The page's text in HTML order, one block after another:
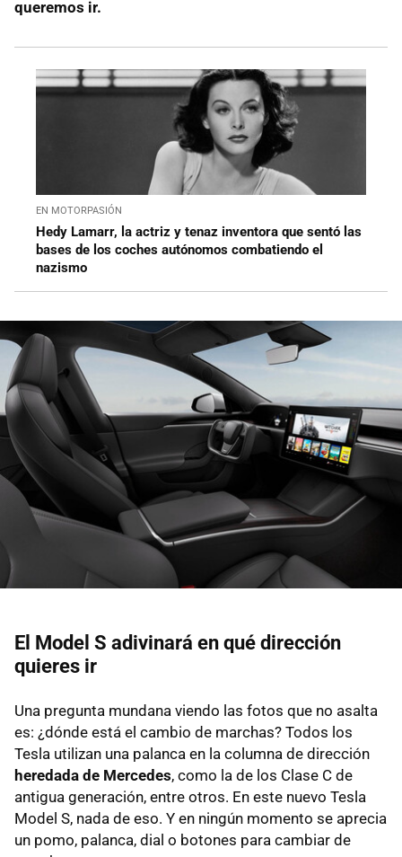
queremos ir.
EN MOTORPASIÓN
Hedy Lamarr, la actriz y tenaz inventora que sentó las
bases de los coches autónomos combatiendo el
nazismo
El Model S adivinará en qué dirección
quieres ir
Una pregunta mundana viendo las fotos que no asalta
es: ¿dónde está el cambio de marchas? Todos los
Tesla utilizan una palanca en la columna de dirección
heredada de Mercedes, como la de los Clase C de
antigua generación, entre otros. En este nuevo Tesla
Model S, nada de eso. Y en ningún momento se aprecia
un pomo, palanca, dial o botones para cambiar de